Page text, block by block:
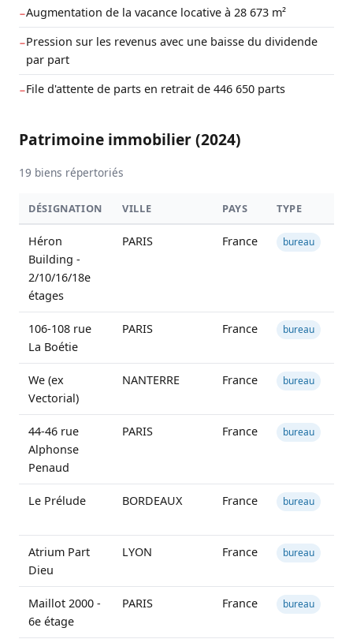
−Augmentation de la vacance locative à 28 673 m²
−Pression sur les revenus avec une baisse du dividende
par part
−File d'attente de parts en retrait de 446 650 parts
Patrimoine immobilier (2024)
19 biens répertoriés
DÉSIGNATION VILLE PAYS TYPE
Héron
Building -
2/10/16/18e
étages
PARIS France bureau
106-108 rue
La Boétie
PARIS France bureau
We (ex
Vectorial)
NANTERRE France bureau
44-46 rue
Alphonse
Penaud
PARIS France bureau
Le Prélude BORDEAUX France bureau
Atrium Part
Dieu
LYON France bureau
Maillot 2000 -
6e étage
PARIS France bureau